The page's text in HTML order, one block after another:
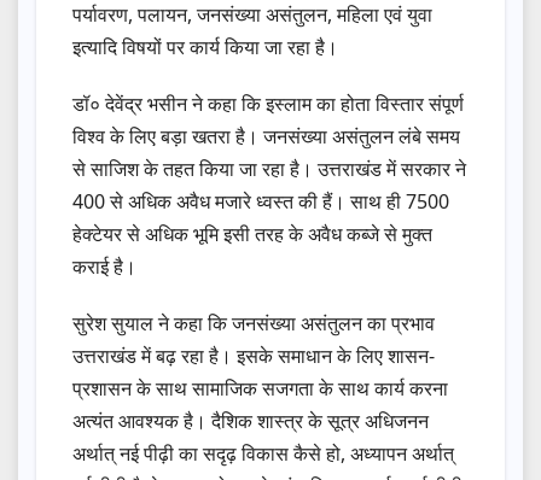
पर्यावरण, पलायन, जनसंख्या असंतुलन, महिला एवं युवा
इत्यादि विषयों पर कार्य किया जा रहा है।
डॉ० देवेंद्र भसीन ने कहा कि इस्लाम का होता विस्तार संपूर्ण
विश्व के लिए बड़ा खतरा है। जनसंख्या असंतुलन लंबे समय
से साजिश के तहत किया जा रहा है। उत्तराखंड में सरकार ने
400 से अधिक अवैध मजारे ध्वस्त की हैं। साथ ही 7500
हेक्टेयर से अधिक भूमि इसी तरह के अवैध कब्जे से मुक्त
कराई है।
सुरेश सुयाल ने कहा कि जनसंख्या असंतुलन का प्रभाव
उत्तराखंड में बढ़ रहा है। इसके समाधान के लिए शासन-
प्रशासन के साथ सामाजिक सजगता के साथ कार्य करना
अत्यंत आवश्यक है। दैशिक शास्त्र के सूत्र अधिजनन
अर्थात् नई पीढ़ी का सदृढ़ विकास कैसे हो, अध्यापन अर्थात्